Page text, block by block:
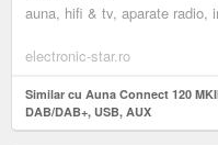
auna, hifi & tv, aparate radio,
electronic-star.ro
Similar cu Auna Connect 120
DAB/DAB+, USB, AUX